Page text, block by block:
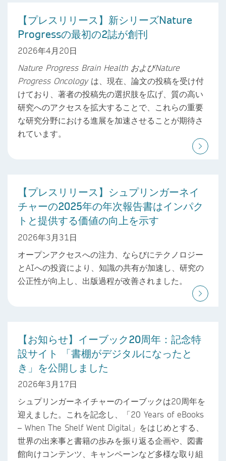
【プレスリリース】新シリーズNature
Progressの最初の2誌が創刊
2026年4月20日
Nature Progress Brain Health およびNature
Progress Oncology は、現在、論文の投稿を受け付
けており、著者の投稿先の選択肢を広げ、質の高い
研究へのアクセスを拡大することで、これらの重要
な研究分野における進展を加速させることが期待さ
れています。
【プレスリリース】シュプリンガーネイ
チャーの2025年の年次報告書はインパク
トと提供する価値の向上を示す
2026年3月31日
オープンアクセスへの注力、ならびにテクノロジー
とAIへの投資により、知識の共有が加速し、研究の
公正性が向上し、出版過程が改善されました。
【お知らせ】イーブック20周年：記念特
設サイト 「書棚がデジタルになったと
き」を公開しました
2026年3月17日
シュプリンガーネイチャーのイーブックは20周年を
迎えました。これを記念し、「20 Years of eBooks
– When The Shelf Went Digital」をはじめとする、
世界の出来事と書籍の歩みを振り返る企画や、図書
館向けコンテンツ、キャンペーンなど多様な取り組